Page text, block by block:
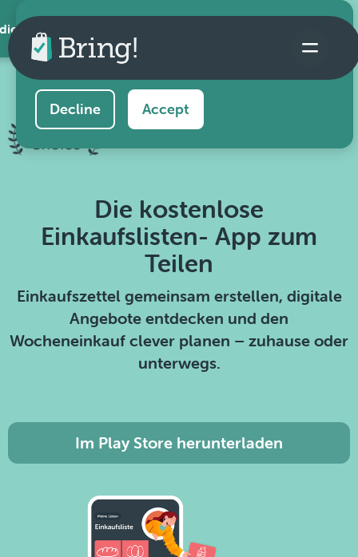
AppThis website uses cookies to ensure you get the
best experience on our website.
Decline Accept
Die kostenlose
Einkaufslisten- App zum
Teilen
Einkaufszettel gemeinsam erstellen, digitale
Angebote entdecken und den
Wocheneinkauf clever planen – zuhause oder
unterwegs.
Im Play Store herunterladen